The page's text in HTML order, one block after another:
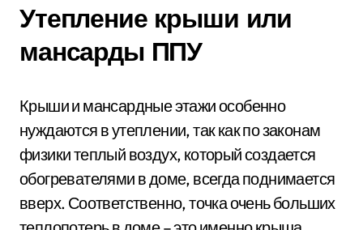
Утепление крыши или
мансарды ППУ
Крыши и мансардные этажи особенно
нуждаются в утеплении, так как по законам
физики теплый воздух, который создается
обогревателями в доме, всегда поднимается
вверх. Соответственно, точка очень больших